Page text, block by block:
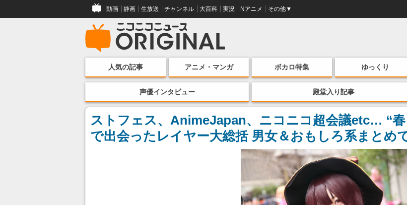
動画 静画 生放送 チャンネル 大百科 実況 Nアニメ その他▼
人気の記事 アニメ・マンガ ボカロ特集 ゆっくり
声優インタビュー 殿堂入り記事
ストフェス、AnimeJapan、ニコニコ超会議etc… “
で出会ったレイヤー大総括 男女＆おもしろ系まとめ